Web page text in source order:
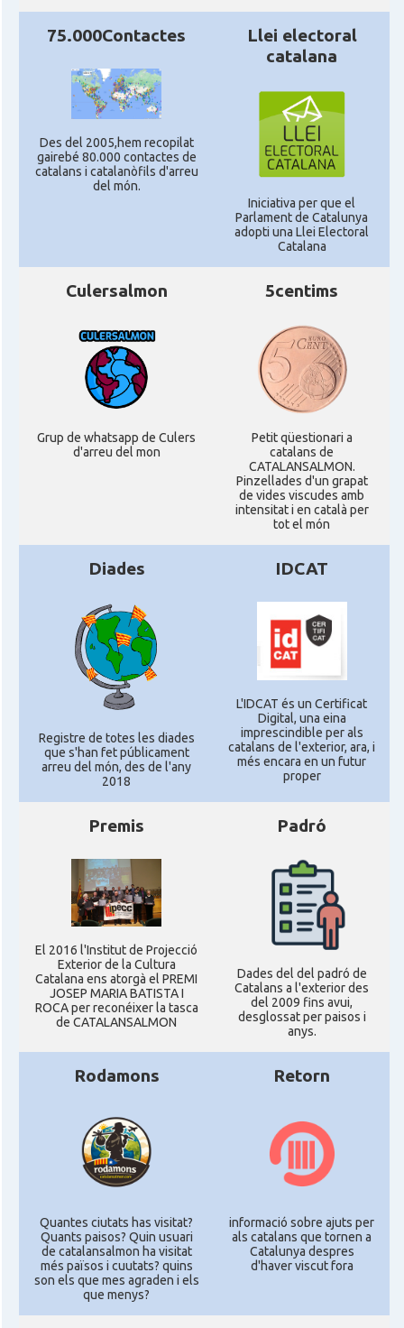
75.000Contactes
Des del 2005,hem recopilat
gairebé 80.000 contactes de
catalans i catalanòfils d'arreu
del món.
Llei electoral
catalana
Iniciativa per que el
Parlament de Catalunya
adopti una Llei Electoral
Catalana
Culersalmon
Grup de whatsapp de Culers
d'arreu del mon
5centims
Petit qüestionari a
catalans de
CATALANSALMON.
Pinzellades d'un grapat
de vides viscudes amb
intensitat i en català per
tot el món
Diades
Registre de totes les diades
que s'han fet públicament
arreu del món, des de l'any
2018
IDCAT
L'IDCAT és un Certificat
Digital, una eina
imprescindible per als
catalans de l'exterior, ara, i
més encara en un futur
proper
Premis
El 2016 l'Institut de Projecció
Exterior de la Cultura
Catalana ens atorgà el PREMI
JOSEP MARIA BATISTA I
ROCA per reconéixer la tasca
de CATALANSALMON
Padró
Dades del del padró de
Catalans a l'exterior des
del 2009 fins avui,
desglossat per paisos i
anys.
Rodamons
Quantes ciutats has visitat?
Quants paisos? Quin usuari
de catalansalmon ha visitat
més països i cuutats? quins
son els que mes agraden i els
que menys?
Retorn
informació sobre ajuts per
als catalans que tornen a
Catalunya despres
d'haver viscut fora